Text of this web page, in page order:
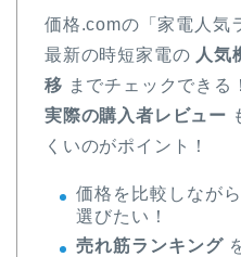
価格.comの「家電人気
最新の時短家電の 人気
移 までチェックできる！
実際の購入者レビュー
くいのがポイント！
価格を比較しなが
選びたい！
売れ筋ランキング